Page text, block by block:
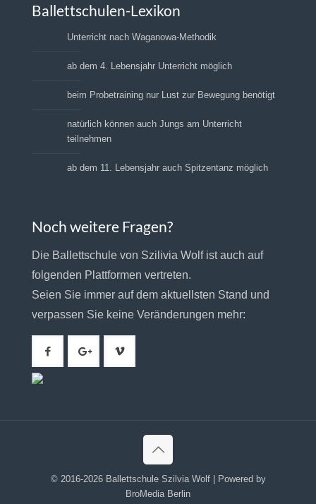
Ballettschulen-Lexikon
Unterricht nach Waganowa-Methodik
ab dem 4. Lebensjahr Unterricht möglich
beim Probetraining nur Lust zur Bewegung benötigt
natürlich können auch Jungs am Unterricht
teilnehmen
ab dem 11. Lebensjahr auch Spitzentanz möglich
Noch weitere Fragen?
Die Ballettschule von Szilivia Wolf ist auch auf
folgenden Plattformen vertreten.
Seien Sie immer auf dem aktuellsten Stand und
verpassen Sie keine Veränderungen mehr:
© 2016-2026 Ballettschule Szilvia Wolf | Powered by
BroMedia Berlin